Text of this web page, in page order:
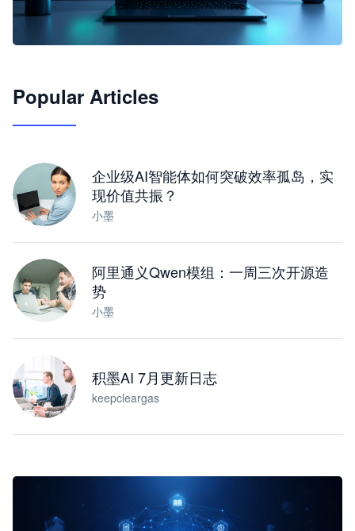
JimoClaw 桌面 AI Agent 工作台
Popular Articles
企业级AI智能体如何突破效率孤岛，实
现价值共振？
小墨
阿里通义Qwen模组：一周三次开源造
势
小墨
积墨AI 7月更新日志
keepcleargas